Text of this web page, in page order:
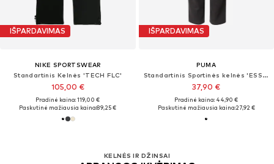
IŠPARDAVIMAS
NIKE SPORTSWEAR
Standartinis Kelnės 'TECH FLC'
105,00 €
Pradinė kaina: 119,00 €
Paskutinė mažiausia kaina:89,25 €
IŠPARDAVIMAS
PUMA
Standartinis Sportinės kelnės 'ESS No. 1'
37,90 €
Pradinė kaina: 44,90 €
Paskutinė mažiausia kaina:27,92 €
KELNĖS IR DŽINSAI